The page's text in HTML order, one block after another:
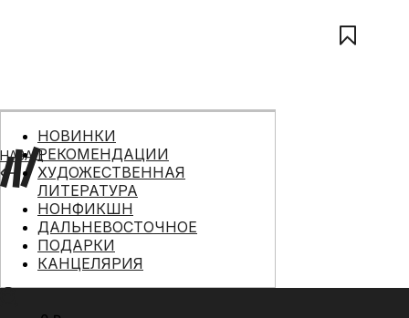
НАЗАД
НОВИНКИ
РЕКОМЕНДАЦИИ
ХУДОЖЕСТВЕННАЯ
ЛИТЕРАТУРА
НОНФИКШН
ДАЛЬНЕВОСТОЧНОЕ
ПОДАРКИ
КАНЦЕЛЯРИЯ